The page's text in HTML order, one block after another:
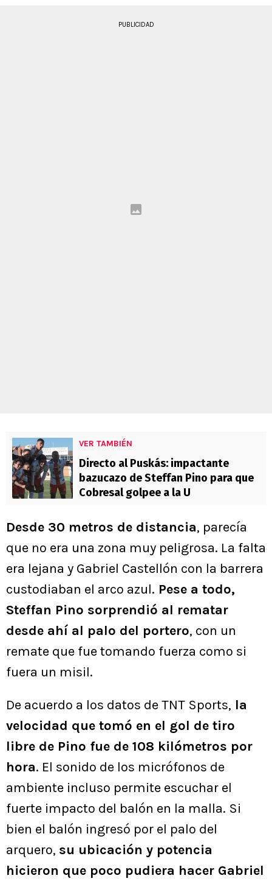
PUBLICIDAD
VER TAMBIÉN
Directo al Puskás: impactante
bazucazo de Steffan Pino para que
Cobresal golpee a la U
Desde 30 metros de distancia, parecía
que no era una zona muy peligrosa. La falta
era lejana y Gabriel Castellón con la barrera
custodiaban el arco azul. Pese a todo,
Steffan Pino sorprendió al rematar
desde ahí al palo del portero, con un
remate que fue tomando fuerza como si
fuera un misil.
De acuerdo a los datos de TNT Sports, la
velocidad que tomó en el gol de tiro
libre de Pino fue de 108 kilómetros por
hora. El sonido de los micrófonos de
ambiente incluso permite escuchar el
fuerte impacto del balón en la malla. Si
bien el balón ingresó por el palo del
arquero, su ubicación y potencia
hicieron que poco pudiera hacer Gabriel